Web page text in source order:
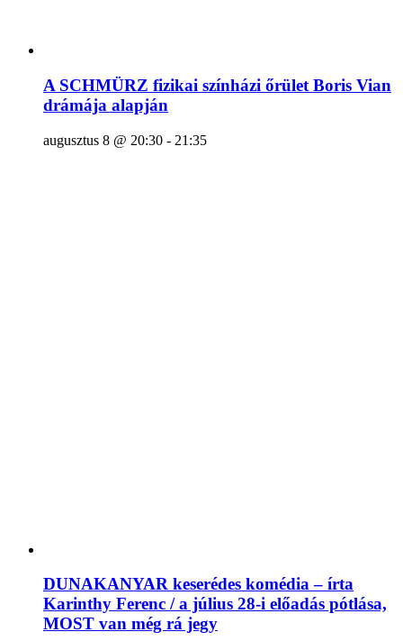
A SCHMÜRZ fizikai színházi őrület Boris Vian
drámája alapján
augusztus 8 @ 20:30 - 21:35
DUNAKANYAR keserédes komédia – írta
Karinthy Ferenc / a július 28-i előadás pótlása,
MOST van még rá jegy